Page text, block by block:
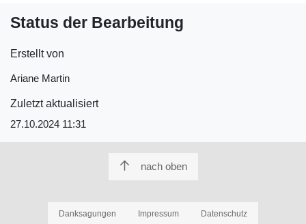
Status der Bearbeitung
Erstellt von
Ariane Martin
Zuletzt aktualisiert
27.10.2024 11:31
nach oben
Danksagungen Impressum Datenschutz